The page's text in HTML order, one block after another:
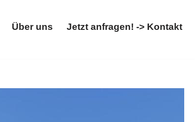
Über uns Jetzt anfragen! -> Kontakt
Ihre Anfrage endet hier:
Ihre Zufriedenheit ist unsere